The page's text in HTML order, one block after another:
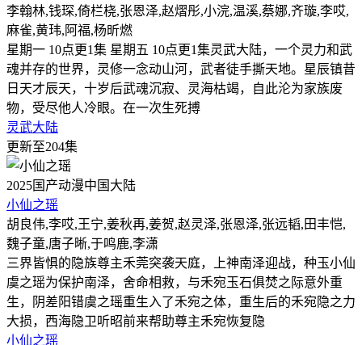
李翰林,钱琛,倚栏桡,张恩泽,赵熠彤,小浣,温溪,蔡娜,齐璇,李哎,
麻雀,黄玮,阿福,杨昕燃
星期一 10点更1集 星期五 10点更1集灵武大陆，一个灵力和武
魂并存的世界，灵修一念动山河，武者徒手撕天地。星辰镇昔
日天才辰天，十岁后武魂沉寂、灵海枯竭，自此沦为家族废
物，受尽他人冷眼。在一次生死搏
灵武大陆
更新至204集
2025国产动漫中国大陆
小仙之瑶
胡良伟,李哎,王宁,姜秋再,姜贺,赵灵泽,张恩泽,张远韬,田丰恺,
魏子童,唐子晰,于鸣鹿,李潇
三界皆惧的隐族尊主禾莞突袭天庭，上神南泽迎战，种玉小仙
虞之瑶为保护南泽，舍命相救，与禾宛玉石俱焚之际意外重
生，阴差阳错虞之瑶重生入了禾宛之体，重生后的禾宛隐之力
大损，西海隐卫听昭前来帮助尊主禾宛恢复隐
小仙之瑶